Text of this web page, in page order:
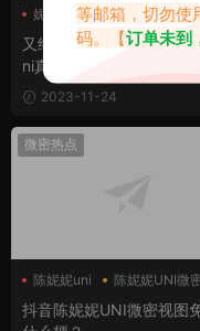
妮是老虎
陈妮妮uni
陈妮妮uni真名
又纯又欲的(妮是老虎)陈
ni真名叫啥？真的让人欲罢
能 2023-11-24
微密热点
陈妮妮uni 陈妮妮UNI微
抖音陈妮妮UNI微密视图
等邮箱，切勿使
码。【订单未到